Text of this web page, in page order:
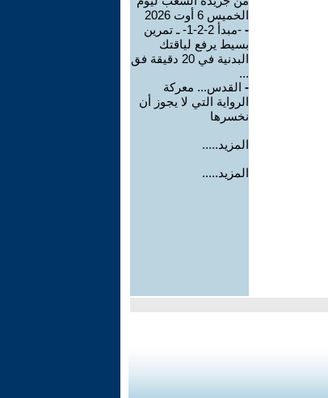
الخميس 6 أوت 2026
-
-مبدأ 2-2-1- ـ تمرين
بسيط يرفع لياقتك
البدنية في 20 دقيقة فق
...
- القدس... معركة
الرواية التي لا يجوز أن
نخسرها
المزيد.....
المزيد.....